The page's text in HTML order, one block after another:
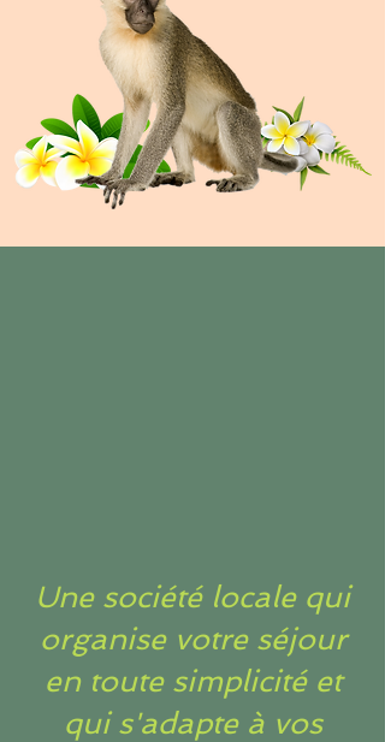
Une société locale qui
organise votre séjour
en toute simplicité et
qui s'adapte à vos